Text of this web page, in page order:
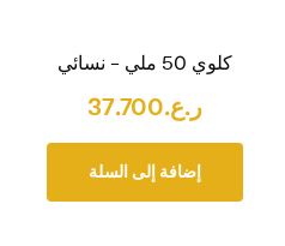
كلوي 50 ملي – نسائي
ر.ع.37.700
إضافة إلى السلة